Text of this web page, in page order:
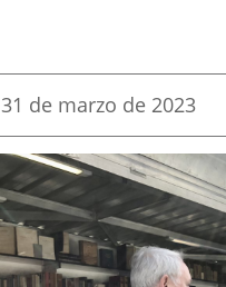
Fecha
la
noticia
31 de marzo de 2023